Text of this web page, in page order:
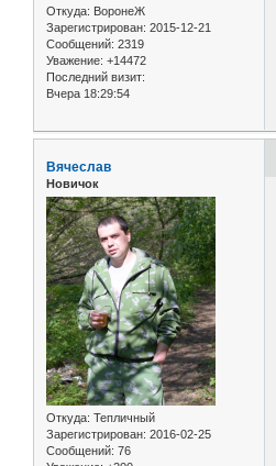
Откуда: ВоронеЖ
Зарегистрирован: 2015-12-21
Сообщений: 2319
Уважение: +14472
Последний визит:
Вчера 18:29:54
Вячеслав
Новичок
Откуда: Тепличный
Зарегистрирован: 2016-02-25
Сообщений: 76